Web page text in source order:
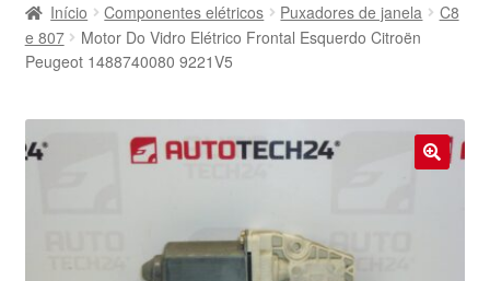
Carrinho
Contato
Início Componentes elétricos Puxadores de janela
C8
e 807
Motor Do Vidro Elétrico Frontal Esquerdo Citroën
Peugeot 1488740080 9221V5